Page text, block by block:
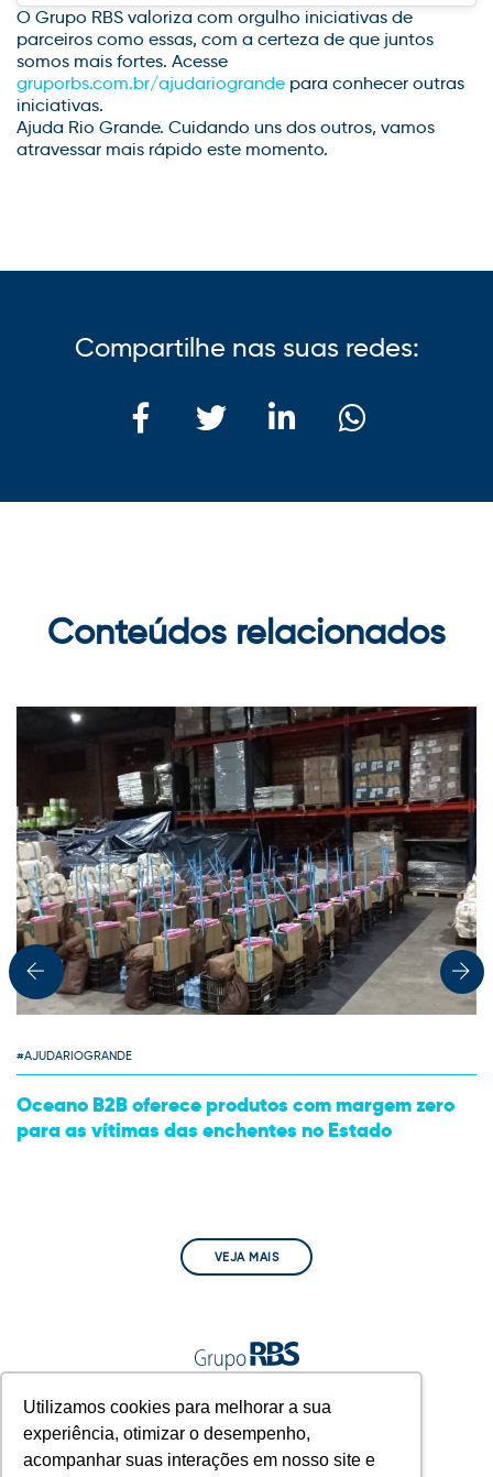
Utilizamos cookies para melhorar a sua
experiência, otimizar o desempenho,
acompanhar suas interações em nosso site e
O Grupo RBS valoriza com orgulho iniciativas de
parceiros como essas, com a certeza de que juntos
somos mais fortes. Acesse
gruporbs.com.br/ajudariogrande para conhecer outras
iniciativas.
Ajuda Rio Grande. Cuidando uns dos outros, vamos
atravessar mais rápido este momento.
Compartilhe nas suas redes:
Conteúdos relacionados
#AJUDARIOGRANDE
Oceano B2B oferece produtos com margem zero
para as vítimas das enchentes no Estado
VEJA MAIS
A gente vive junto.